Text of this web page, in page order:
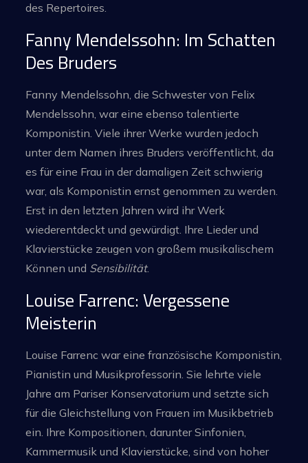
des Repertoires.
Fanny Mendelssohn: Im Schatten
Des Bruders
Fanny Mendelssohn, die Schwester von Felix
Mendelssohn, war eine ebenso talentierte
Komponistin. Viele ihrer Werke wurden jedoch
unter dem Namen ihres Bruders veröffentlicht, da
es für eine Frau in der damaligen Zeit schwierig
war, als Komponistin ernst genommen zu werden.
Erst in den letzten Jahren wird ihr Werk
wiederentdeckt und gewürdigt. Ihre Lieder und
Klavierstücke zeugen von großem musikalischem
Können und Sensibilität.
Louise Farrenc: Vergessene
Meisterin
Louise Farrenc war eine französische Komponistin,
Pianistin und Musikprofessorin. Sie lehrte viele
Jahre am Pariser Konservatorium und setzte sich
für die Gleichstellung von Frauen im Musikbetrieb
ein. Ihre Kompositionen, darunter Sinfonien,
Kammermusik und Klavierstücke, sind von hoher